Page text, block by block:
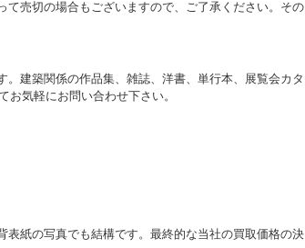
売切の場合もございますので、ご了承ください。その
建築関係の作品集、雑誌、洋書、単行本、展覧会カタ
気軽にお問い合わせ下さい。
紙の写真でも結構です。最終的な当社の買取価格の決